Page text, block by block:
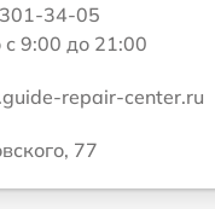
34-05
9:00 до 21:00
repair-center.ru
77